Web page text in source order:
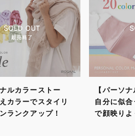
ナルカラーストー
カラーでスタイリ
ランクアップ！
【パーソ
自分に似
で顔映り